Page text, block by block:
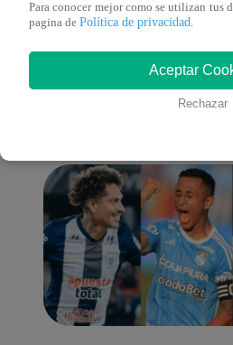
También
interesar
Para conocer mejor como se utilizan tus
pagina de Política de privacidad.
Aceptar
Rechazar